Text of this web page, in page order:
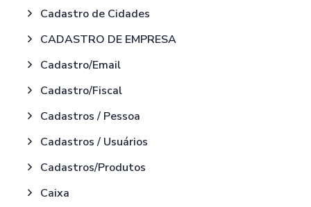
Cadastro de Cidades
CADASTRO DE EMPRESA
Cadastro/Email
Cadastro/Fiscal
Cadastros / Pessoa
Cadastros / Usuários
Cadastros/Produtos
Caixa